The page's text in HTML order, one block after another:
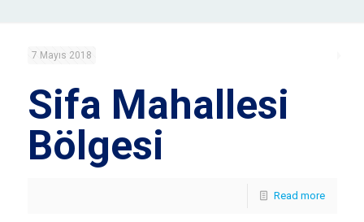
7 Mayıs 2018
Sifa Mahallesi
Bölgesi
Read more